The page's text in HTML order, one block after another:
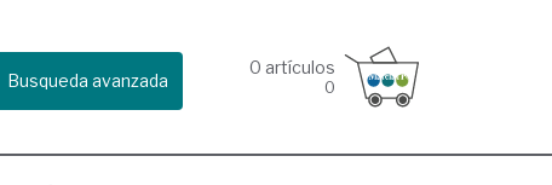
Busqueda avanzada
0 artículos
0